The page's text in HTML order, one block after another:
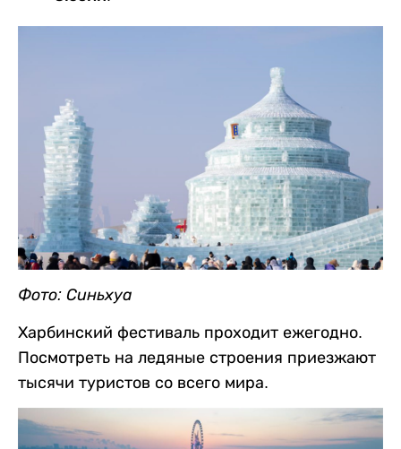
Фото: Синьхуа
Харбинский фестиваль проходит ежегодно.
Посмотреть на ледяные строения приезжают
тысячи туристов со всего мира.